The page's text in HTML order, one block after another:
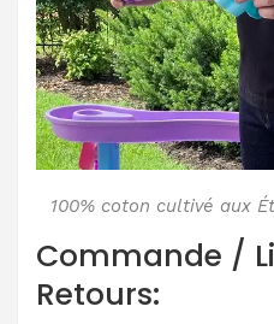
100% coton cultivé aux
Commande /
Retours: